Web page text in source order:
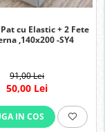
cu Elastic + 2 Fete
,140x200 -SY4
91,00 Lei
50,00 Lei
IN COS